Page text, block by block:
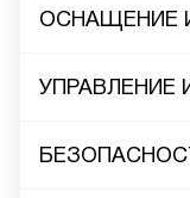
ОСНАЩЕНИЕ
УПРАВЛЕНИЕ